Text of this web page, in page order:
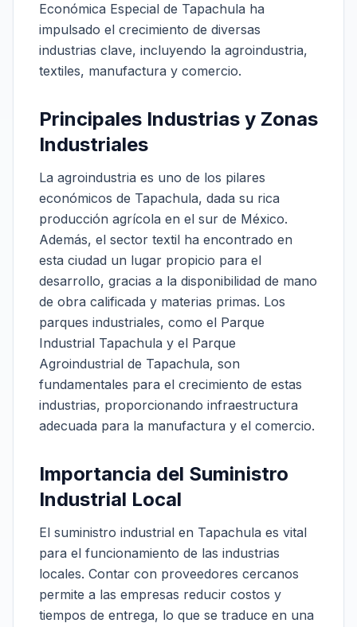
Económica Especial de Tapachula ha
impulsado el crecimiento de diversas
industrias clave, incluyendo la agroindustria,
textiles, manufactura y comercio.
Principales Industrias y Zonas
Industriales
La agroindustria es uno de los pilares
económicos de Tapachula, dada su rica
producción agrícola en el sur de México.
Además, el sector textil ha encontrado en
esta ciudad un lugar propicio para el
desarrollo, gracias a la disponibilidad de mano
de obra calificada y materias primas. Los
parques industriales, como el Parque
Industrial Tapachula y el Parque
Agroindustrial de Tapachula, son
fundamentales para el crecimiento de estas
industrias, proporcionando infraestructura
adecuada para la manufactura y el comercio.
Importancia del Suministro
Industrial Local
El suministro industrial en Tapachula es vital
para el funcionamiento de las industrias
locales. Contar con proveedores cercanos
permite a las empresas reducir costos y
tiempos de entrega, lo que se traduce en una